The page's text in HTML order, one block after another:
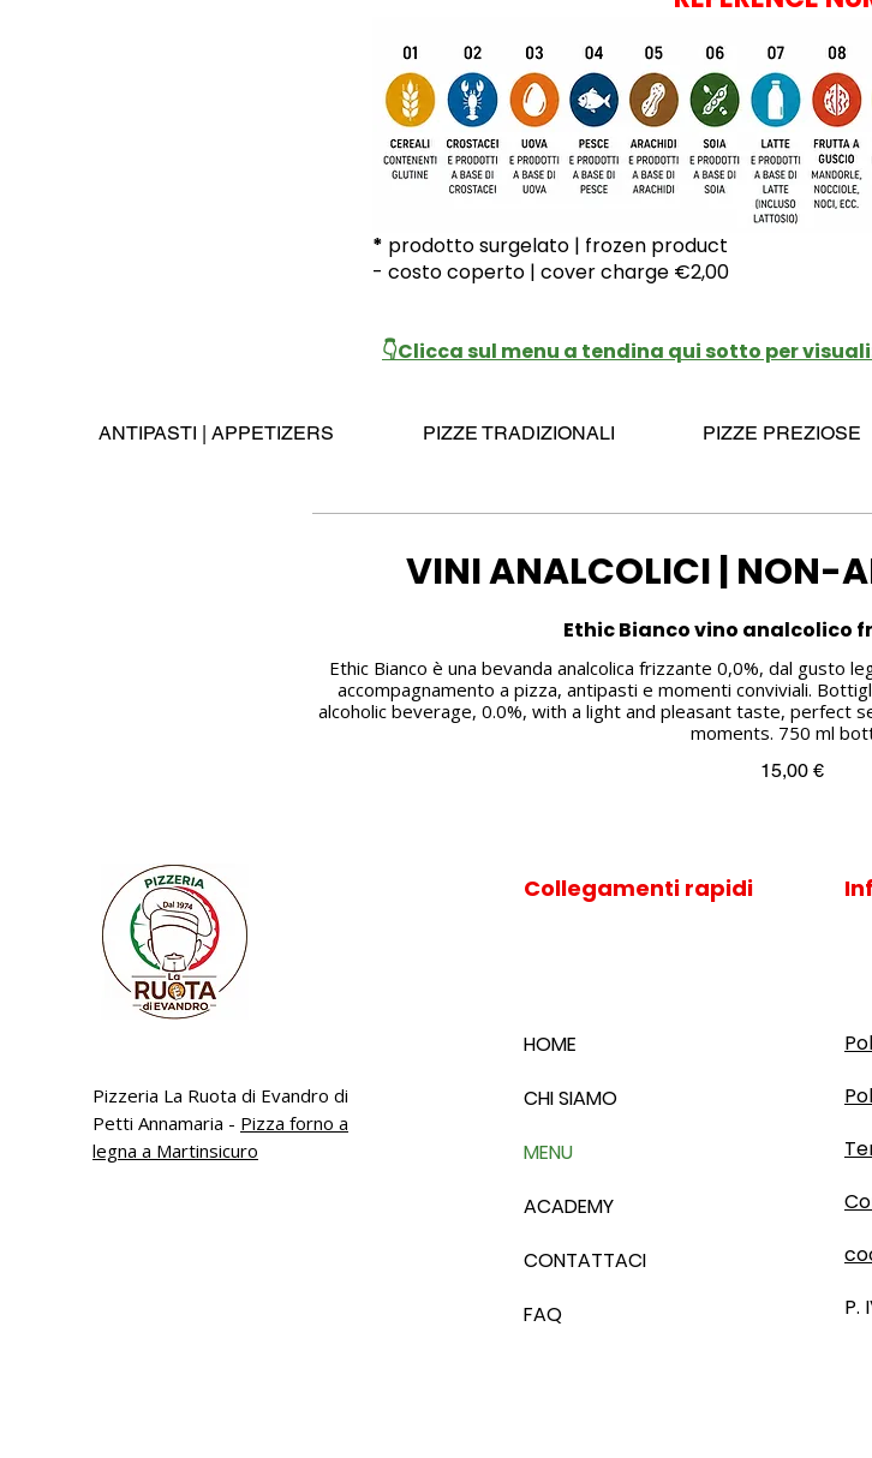
* prodotto surgelato | frozen product
- costo coperto | cover charge €2,00
👇Clicca sul menu a tendina qui sotto per
ANTIPASTI | APPETIZERS PIZZE TRADIZIONALI PIZZE PREZIOSE
VINI ANALCOLICI | NON-
Ethic Bianco vino analcolico
Ethic Bianco è una bevanda analcolica frizzante 0,0%, dal gusto
accompagnamento a pizza, antipasti e momenti conviviali.
alcoholic beverage, 0.0%, with a light and pleasant taste, perfect
moments. 750 ml
15,00 €
Pizzeria La Ruota di Evandro di
Petti Annamaria - Pizza forno a
legna a Martinsicuro
Collegamenti rapidi
HOME
CHI SIAMO
MENU
ACADEMY
CONTATTACI
FAQ
P.